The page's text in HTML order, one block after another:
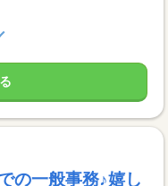
の一般事務♪嬉し